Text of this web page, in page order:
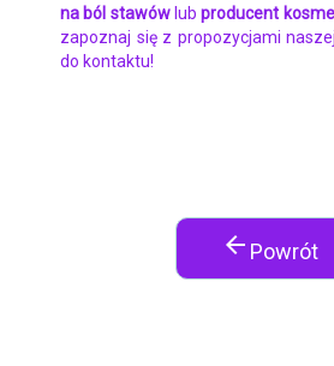
na ból stawówlubproducent
zapoznaj się z propozycjami
do kontaktu!
arrow_back Powrót